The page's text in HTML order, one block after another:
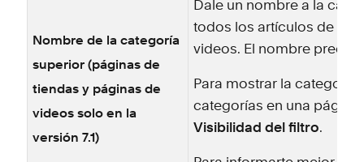
Nombre de la categoría
superior (páginas de
tiendas y páginas de
videos solo en la
versión 7.1)
Dale un nombre a la
todos los artículos de la
videos. El nombre
Para mostrar la
categorías en una
Visibilidad del filtro.